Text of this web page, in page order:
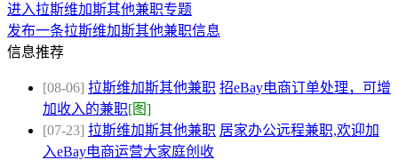
进入拉斯维加斯其他兼职专题
发布一条拉斯维加斯其他兼职信息
信息推荐
[08-06] 拉斯维加斯其他兼职 招eBay电商订单处理，可增
加收入的兼职[图]
[07-23] 拉斯维加斯其他兼职 居家办公远程兼职,欢迎加
入eBay电商运营大家庭创收